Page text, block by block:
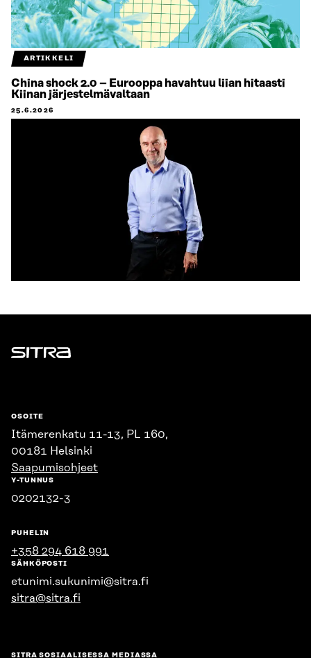
ARTIKKELI
China shock 2.0 – Eurooppa havahtuu liian hitaasti
Kiinan järjestelmävaltaan
25.6.2026
Sitra
OSOITE
Itämerenkatu 11-13, PL 160,
00181 Helsinki
Saapumisohjeet
Y-TUNNUS
0202132-3
PUHELIN
+358 294 618 991
SÄHKÖPOSTI
etunimi.sukunimi@sitra.fi
sitra@sitra.fi
SITRA SOSIAALISESSA MEDIASSA